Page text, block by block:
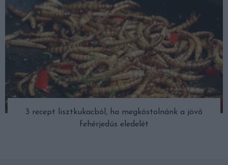
3 recept lisztkukacból, ha megkóstolnánk a jövő
fehérjedús eledelét